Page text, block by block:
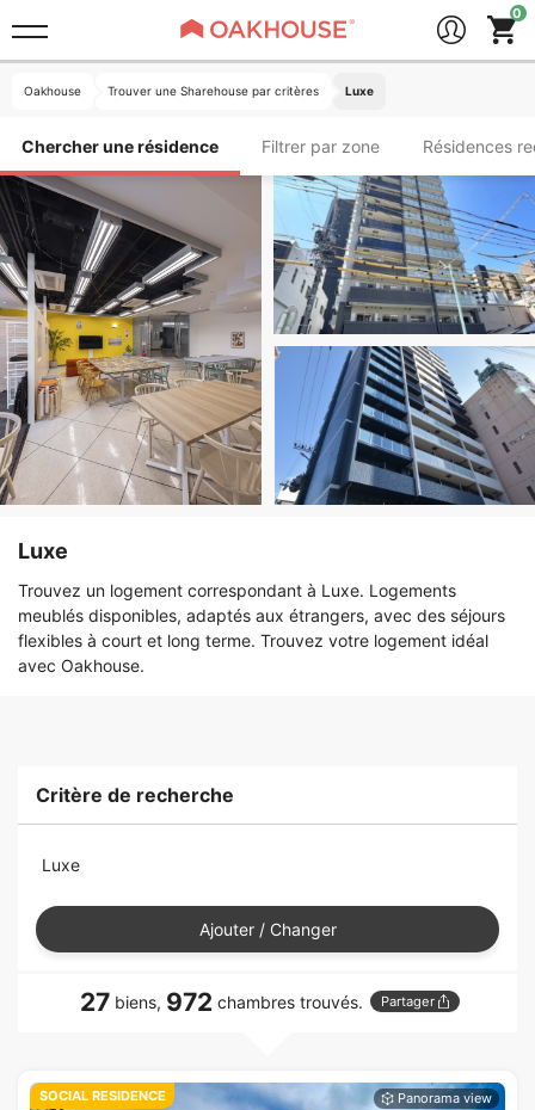
Oakhouse Trouver une Sharehouse par critères Luxe
Chercher une résidence Filtrer par zone Résidences
Luxe
Trouvez un logement correspondant à Luxe. Logements
meublés disponibles, adaptés aux étrangers, avec des séjours
flexibles à court et long terme. Trouvez votre logement idéal
avec Oakhouse.
Critère de recherche
Luxe
Ajouter / Changer
27 biens, 972 chambres trouvés. Partager
SOCIAL RESIDENCE